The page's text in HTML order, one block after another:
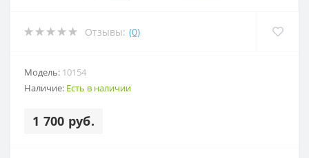
Отзывы: (0)
Модель: 10154
Наличие: Есть в наличии
1 700 руб.